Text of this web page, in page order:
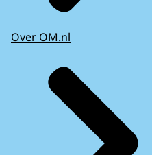
Over OM.nl